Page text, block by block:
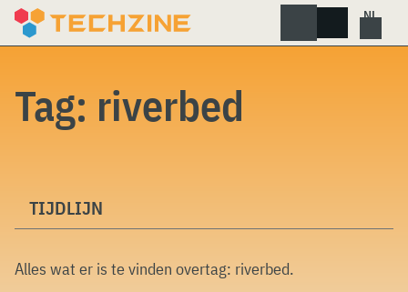
Skip
Tag: riverbed
TIJDLIJN
Alles wat er is te vinden overtag: riverbed.